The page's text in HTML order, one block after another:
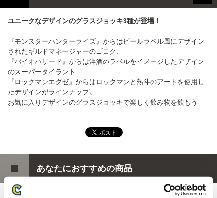
ユニークなデザインのグラスジョッキ3種が登場！
『モンスターハンターライズ』からはビールラベル風にデザイン
されたギルドマネージャーのゴコク、
『バイオハザード』からは洋酒のラベルをイメージしたデザイン
のスーパータイラント、
『ロックマンエグゼ』からはロックマンと熱斗のアートを使用し
たデザインがラインナップ。
お気に入りデザインのグラスジョッキで楽しく飲み物を飲もう！
あなたにおすすめの商品